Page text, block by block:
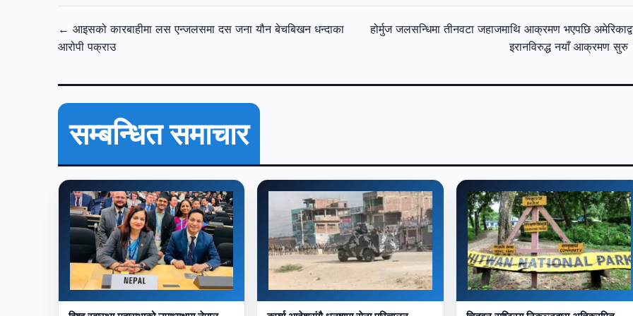
← आइसको कारबाहीमा लस एन्जलसमा दस जना यौन बेचबिखन धन्दाका
आरोपी पक्राउ
होर्मुज जलसन्धिमा तीनवटा जहाजमाथि आक्रमण भएपछि
इरानविरुद्ध नयाँ आक्रमण
सम्बन्धित समाचार